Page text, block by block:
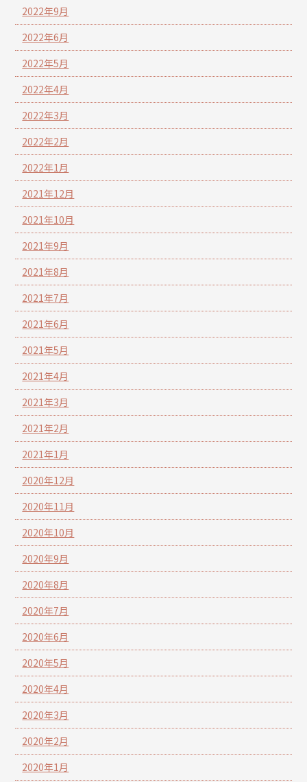
2022年9月
2022年6月
2022年5月
2022年4月
2022年3月
2022年2月
2022年1月
2021年12月
2021年10月
2021年9月
2021年8月
2021年7月
2021年6月
2021年5月
2021年4月
2021年3月
2021年2月
2021年1月
2020年12月
2020年11月
2020年10月
2020年9月
2020年8月
2020年7月
2020年6月
2020年5月
2020年4月
2020年3月
2020年2月
2020年1月